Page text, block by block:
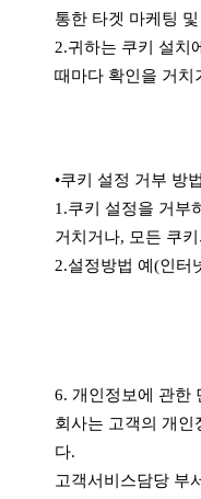
통한 타겟 마케팅
2.귀하는 쿠키 설치
때마다 확인을 거치
•쿠키 설정 거부 방법
1.쿠키 설정을 거부
거치거나, 모든 쿠
2.설정방법 예(인터
6. 개인정보에 관한
회사는 고객의 개
다.
고객서비스담당 부